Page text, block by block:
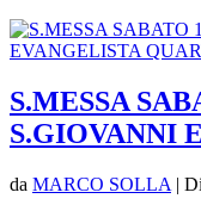
S.MESSA
S.GIOVANNI
da MARCO SOLLA |